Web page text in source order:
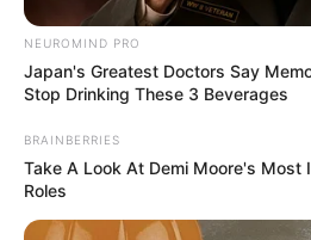
NEUROMIND PRO
Japan's Greatest Doctors Say
Stop Drinking These 3 Beverages
BRAINBERRIES
Take A Look At Demi Moore's Most
Roles
Save